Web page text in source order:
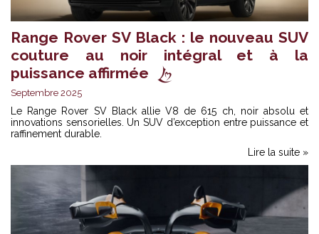
Range Rover SV Black : le nouveau SUV
couture au noir intégral et à la
puissance affirmée
Septembre 2025
Le Range Rover SV Black allie V8 de 615 ch, noir absolu et
innovations sensorielles. Un SUV d’exception entre puissance et
raffinement durable.
Lire la suite »